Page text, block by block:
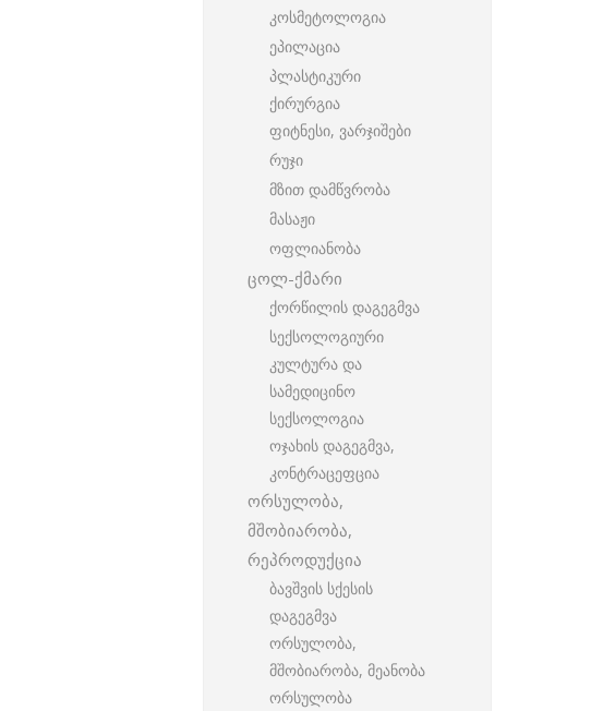
კოსმეტოლოგია
ეპილაცია
პლასტიკური
ქირურგია
ფიტნესი, ვარჯიშები
რუჯი
მზით დამწვრობა
მასაჟი
ოფლიანობა
ცოლ-ქმარი
ქორწილის დაგეგმვა
სექსოლოგიური
კულტურა და
სამედიცინო
სექსოლოგია
ოჯახის დაგეგმვა,
კონტრაცეფცია
ორსულობა,
მშობიარობა,
რეპროდუქცია
ბავშვის სქესის
დაგეგმვა
ორსულობა,
მშობიარობა, მეანობა
ორსულობა